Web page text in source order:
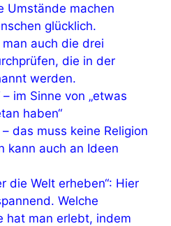
Umstände machen
glücklich.
auch die drei
die in der
werden.
– im Sinne von „etwas
haben“
– das muss keine Religion
kann auch an Ideen
die Welt erheben“: Hier
Welche
hat man erlebt, indem